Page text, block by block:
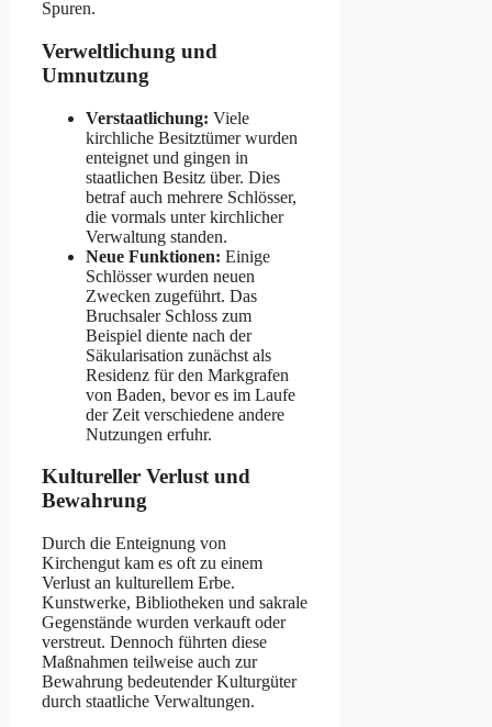
Spuren.
Verweltlichung und
Umnutzung
Verstaatlichung: Viele
kirchliche Besitztümer wurden
enteignet und gingen in
staatlichen Besitz über. Dies
betraf auch mehrere Schlösser,
die vormals unter kirchlicher
Verwaltung standen.
Neue Funktionen: Einige
Schlösser wurden neuen
Zwecken zugeführt. Das
Bruchsaler Schloss zum
Beispiel diente nach der
Säkularisation zunächst als
Residenz für den Markgrafen
von Baden, bevor es im Laufe
der Zeit verschiedene andere
Nutzungen erfuhr.
Kultureller Verlust und
Bewahrung
Durch die Enteignung von
Kirchengut kam es oft zu einem
Verlust an kulturellem Erbe.
Kunstwerke, Bibliotheken und sakrale
Gegenstände wurden verkauft oder
verstreut. Dennoch führten diese
Maßnahmen teilweise auch zur
Bewahrung bedeutender Kulturgüter
durch staatliche Verwaltungen.